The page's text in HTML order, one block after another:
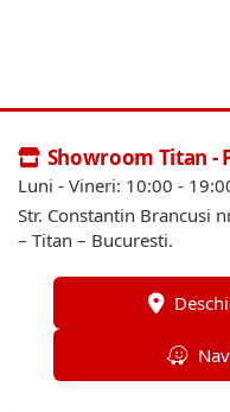
Showroom Titan -
Luni - Vineri: 10:00 -
Str. Constantin Brancusi
– Titan – Bucuresti.